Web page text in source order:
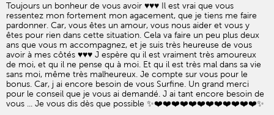
Toujours un bonheur de vous avoir ♥️♥️♥️ Il est vrai que vous
ressentez mon fortement mon agacement, que je tiens me faire
pardonner. Car, vous êtes un amour, vous nous aider et vous y
êtes pour rien dans cette situation. Cela va faire un peu plus deux
ans que vous m accompagnez, et je suis très heureuse de vous
avoir à mes côtés ♥️♥️♥️ J espère qu il est vraiment très amoureux
de moi, et qu il ne pense qu à moi. Et qu il est très mal dans sa vie
sans moi, même très malheureux. Je compte sur vous pour le
bonus. Car, j ai encore besoin de vous Surfine. Un grand merci
pour le conseil que je vous ai demandé. J ai tant encore besoin de
vous ... Je vous dis dès que possible ✨❤️❤️❤️❤️❤️❤️❤️❤️❤️❤️❤️❤️✨